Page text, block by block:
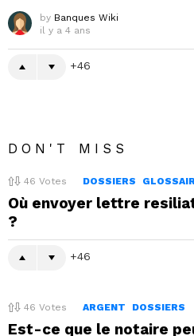
by Banques Wiki
il y a 4 ans
46
DON'T MISS
46 Votes DOSSIERS
Où envoyer lettre
?
46
46 Votes ARGENT DOSSIERS
Est-ce que le notaire